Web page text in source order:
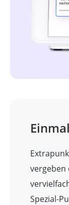
vergeben
Spezial-